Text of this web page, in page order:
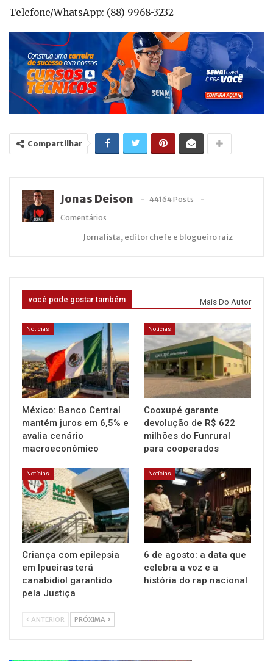
Telefone/WhatsApp: (88) 9968-3232
Compartilhar
Jonas Deison
44164 Posts
Comentários
Jornalista, editor chefe e blogueiro raiz
você pode gostar também Mais Do Autor
Notícias
México: Banco Central
mantém juros em 6,5% e
avalia cenário
macroeconômico
Notícias
Cooxupé garante
devolução de R$ 622
milhões do Funrural
para cooperados
Notícias
Criança com epilepsia
em Ipueiras terá
canabidiol garantido
pela Justiça
Notícias
6 de agosto: a data que
celebra a voz e a
história do rap nacional
ANTERIOR PRÓXIMA